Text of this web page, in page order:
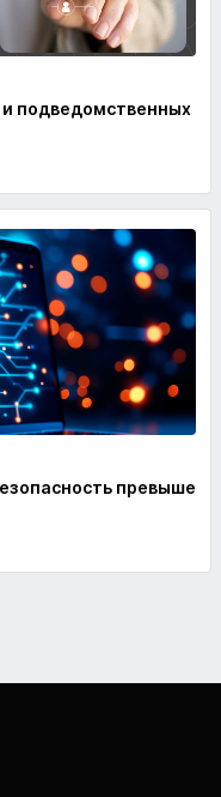
подведомственных
превыше